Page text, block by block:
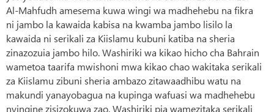
Al-Mahfudh amesema kuwa wingi wa madhehebu na fikra
ni jambo la kawaida kabisa na kwamba jambo lisilo la
kawaida ni serikali za Kiislamu kubuni katiba na sheria
zinazozuia jambo hilo. Washiriki wa kikao hicho cha Bahrain
wametoa taarifa mwishoni mwa kikao chao wakitaka serikali
za Kiislamu zibuni sheria ambazo zitawaadhibu watu na
makundi yanayobagua na kupinga wafuasi wa madhehebu
nyingine zisizokuwa zao. Washiriki pia wamezitaka serikali